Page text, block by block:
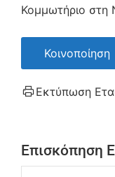
Κομμωτήριο στη
Κοινοποίηση
Εκτύπωση
Επισκόπηση